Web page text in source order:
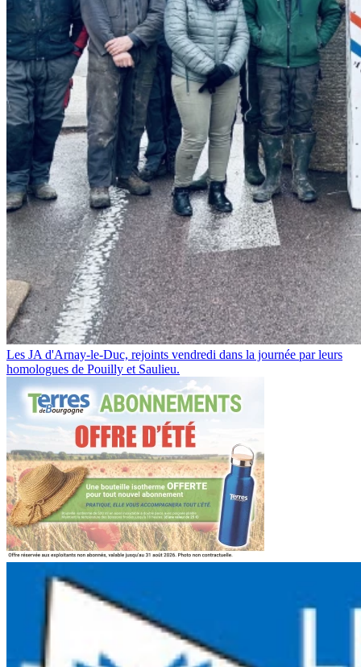
Les JA d'Arnay-le-Duc, rejoints vendredi dans la journée par leurs
homologues de Pouilly et Saulieu.